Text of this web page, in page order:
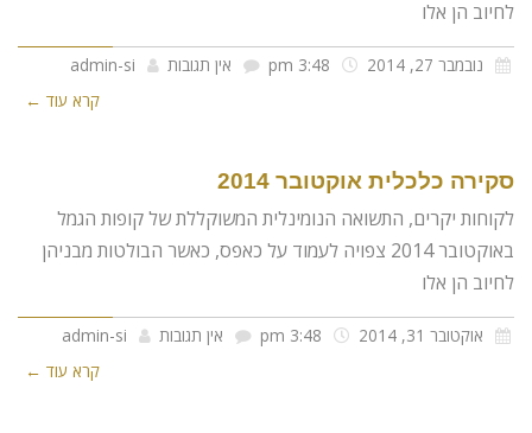
לחיוב הן אלו
נובמבר 27, 2014 אין תגובות
admin-si
קרא עוד ←
סקירה כלכלית אוקטובר 2014
לקוחות יקרים, התשואה הנומינלית המשוקללת של קופות הגמל
באוקטובר 2014 צפויה לעמוד על כאפס, כאשר הבולטות מבניהן
לחיוב הן אלו
אוקטובר 31, 2014 אין תגובות
admin-si
קרא עוד ←